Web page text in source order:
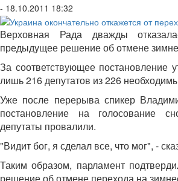
- 18.10.2011 18:32
Верховная Рада дважды
предыдущее решение об отмене
За соответствующее постановление
лишь 216 депутатов из 226
Уже после перерыва спикер
постановление на голосование
депутаты провалили.
"Видит бог, я сделал все, что мог", -
Таким образом, парламент
решение об отмене перехода на